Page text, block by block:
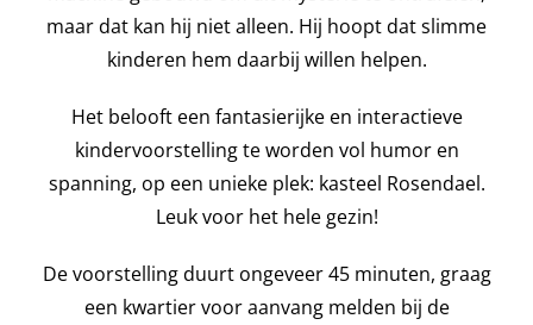
maar dat kan hij niet alleen. Hij hoopt dat slimme
kinderen hem daarbij willen helpen.
Het belooft een fantasierijke en interactieve
kindervoorstelling te worden vol humor en
spanning, op een unieke plek: kasteel Rosendael.
Leuk voor het hele gezin!
De voorstelling duurt ongeveer 45 minuten, graag
een kwartier voor aanvang melden bij de